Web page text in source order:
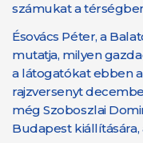
számukat a
Ésovács Péter, a
mutatja, milyen
a látogatókat ebben
rajzversenyt
még Szoboszlai
Budapest kiállítására,